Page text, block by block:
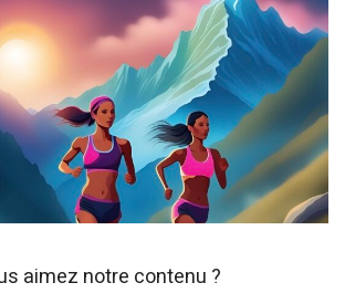
aimez notre contenu ?